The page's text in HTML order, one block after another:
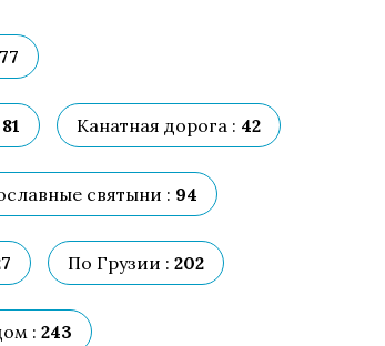
77
81 Канатная дорога : 42
святыни : 94
По Грузии : 202
: 243